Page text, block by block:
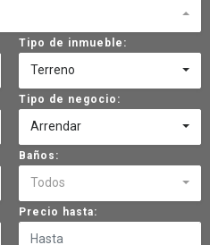
Tipo de inmueble:
Terreno
Tipo de negocio:
Arrendar
Baños:
Todos
Precio hasta: